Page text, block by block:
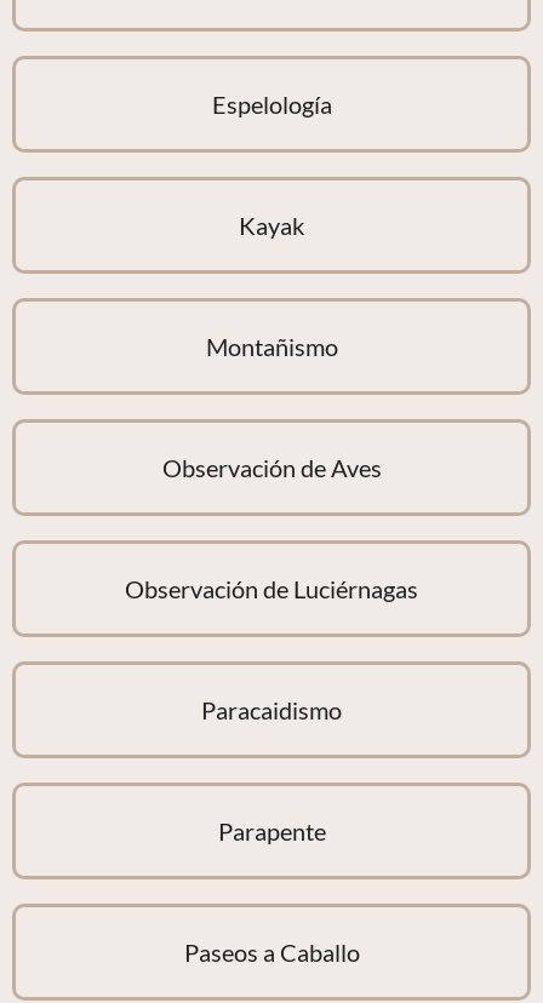
Espelología
Kayak
Montañismo
Observación de Aves
Observación de Luciérnagas
Paracaidismo
Parapente
Paseos a Caballo